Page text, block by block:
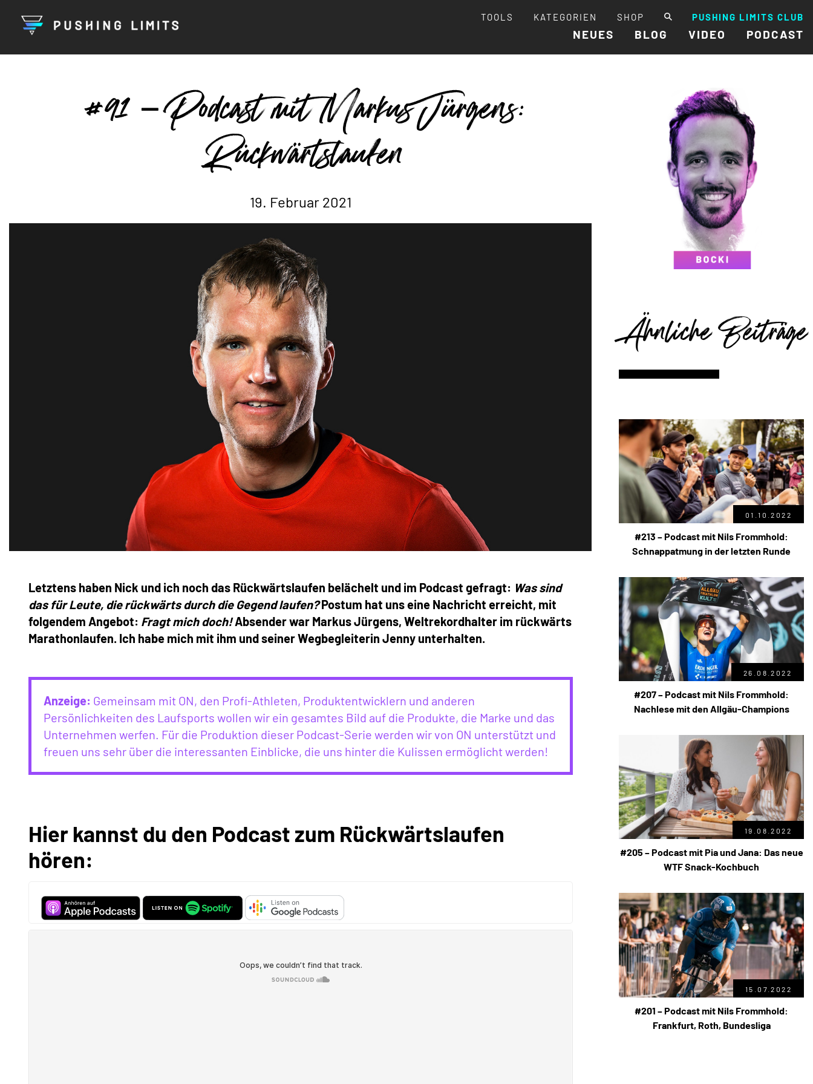
TOOLS KATEGORIEN SHOP PUSHING LIMITS CLUB
NEUES BLOG VIDEO PODCAST
#91 – Podcast mit Markus Jürgens:
Rückwärtslaufen
19. Februar 2021
Letztens haben Nick und ich noch das Rückwärtslaufen belächelt und im Podcast gefragt: Was sind
das für Leute, die rückwärts durch die Gegend laufen?Postum hat uns eine Nachricht erreicht, mit
folgendem Angebot: Fragt mich doch!Absender war Markus Jürgens, Weltrekordhalter im rückwärts
Marathonlaufen. Ich habe mich mit ihm und seiner Wegbegleiterin Jenny unterhalten.
Anzeige: Gemeinsam mit ON, den Profi-Athleten, Produktentwicklern und anderen
Persönlichkeiten des Laufsports wollen wir ein gesamtes Bild auf die Produkte, die Marke und das
Unternehmen werfen. Für die Produktion dieser Podcast-Serie werden wir von ON unterstützt und
freuen uns sehr über die interessanten Einblicke, die uns hinter die Kulissen ermöglicht werden!
Hier kannst du den Podcast zum Rückwärtslaufen
hören:
Ähnliche Beiträge
01.10.2022
#213 – Podcast mit Nils Frommhold:
Schnappatmung in der letzten Runde
26.08.2022
#207 – Podcast mit Nils Frommhold:
Nachlese mit den Allgäu-Champions
19.08.2022
#205 – Podcast mit Pia und Jana: Das neue
WTF Snack-Kochbuch
15.07.2022
#201 – Podcast mit Nils Frommhold:
Frankfurt, Roth, Bundesliga